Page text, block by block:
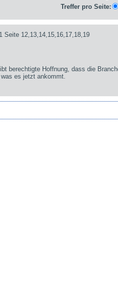
Treffer pro Seite:
Seite 12,13,14,15,16,17,18,19
berechtigte Hoffnung, dass die
es jetzt ankommt.